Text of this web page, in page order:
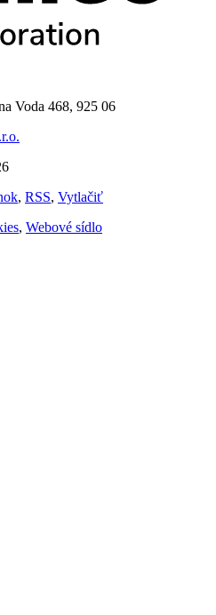
Voda 468, 925 06
, RSS, Vytlačiť
, Webové sídlo